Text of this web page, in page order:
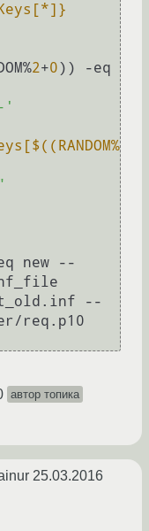
2+0)) -eq
'
new --
--
автор топика
25.03.2016